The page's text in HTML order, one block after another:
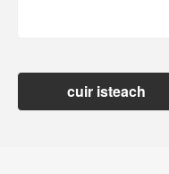
cuir isteach